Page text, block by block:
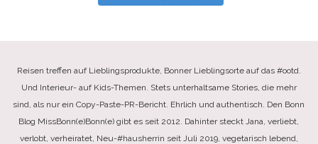
Reisen treffen auf Lieblingsprodukte, Bonner Lieblingsorte auf das #ootd.
Und Interieur- auf Kids-Themen. Stets unterhaltsame Stories, die mehr
sind, als nur ein Copy-Paste-PR-Bericht. Ehrlich und authentisch. Den Bonn
Blog MissBonn(e)Bonn(e) gibt es seit 2012. Dahinter steckt Jana, verliebt,
verlobt, verheiratet, Neu-#hausherrin seit Juli 2019, vegetarisch lebend,